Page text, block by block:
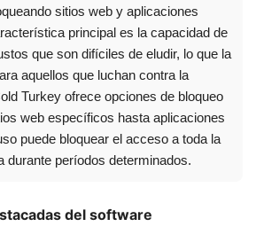
sitios web y aplicaciones
principal es la capacidad de
que son difíciles de eludir, lo que la
aquellos que luchan contra la
Turkey ofrece opciones de bloqueo
web específicos hasta aplicaciones
puede bloquear el acceso a toda la
durante períodos determinados.
del software